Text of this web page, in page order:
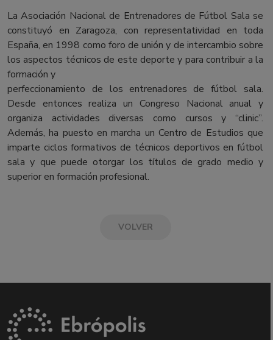
La Asociación Nacional de Entrenadores de Fútbol Sala se
constituyó en Zaragoza, con representatividad en toda
España, en 1998 como foro de unión y de intercambio sobre
los aspectos técnicos de este deporte y para contribuir a la
formación y
perfeccionamiento de los entrenadores de fútbol sala.
Desde entonces realiza un Congreso Nacional anual y
organiza actividades diversas como cursos y “clinic”.
Además, ha puesto en marcha un Centro de Estudios que
imparte ciclos formativos de técnicos deportivos en fútbol
sala y que puede otorgar los títulos de grado medio y
superior en formación profesional.
VOLVER